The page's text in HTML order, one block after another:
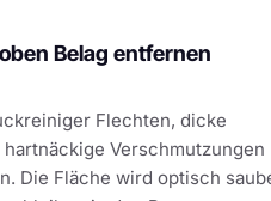
Belag entfernen
Flechten, dicke
Verschmutzungen
Die Fläche wird optisch